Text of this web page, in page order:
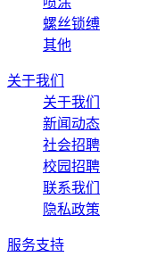
螺丝锁缚
其他
关于我们
关于我们
新闻动态
社会招聘
校园招聘
联系我们
隐私政策
服务支持